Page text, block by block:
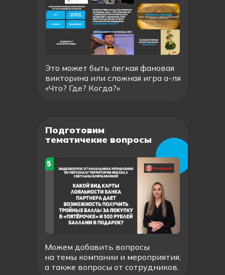
Это может быть легкая фановая
викторина или сложная игра а-ля
«Что? Где? Когда?»
Подготовим
тематичекие вопросы
Можем добавить вопросы
на темы компании и мероприятия,
а также вопросы от сотрудников.